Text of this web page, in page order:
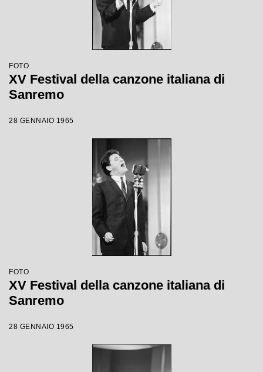
FOTO
XV Festival della canzone italiana di
Sanremo
28 GENNAIO 1965
FOTO
XV Festival della canzone italiana di
Sanremo
28 GENNAIO 1965